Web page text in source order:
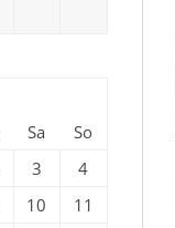
Sa
So
3
4
10
11